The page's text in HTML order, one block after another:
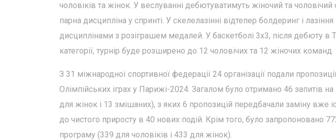
чоловіків та жінок. У веслуванні дебютуватимуть жіночий та
парна дисципліна у спринті. У скелелазінні відтепер болдеринг і
дисциплінами з розіграшем медалей. У баскетболі 3x3, після дебюту
категорії, турнір буде розширено до 12 чоловічих та 12 жіночих команд.
З 31 міжнародної спортивної федерації 24 організації подали
Олімпійських іграх у Парижі-2024. Загалом було отримано 46 запитів
для жінок і 13 змішаних), з яких 6 пропозицій передбачали заміну вже
до чистого приросту в 40 нових подій. Крім того, було запропоновано
програму (339 для чоловіків і 433 для жінок).